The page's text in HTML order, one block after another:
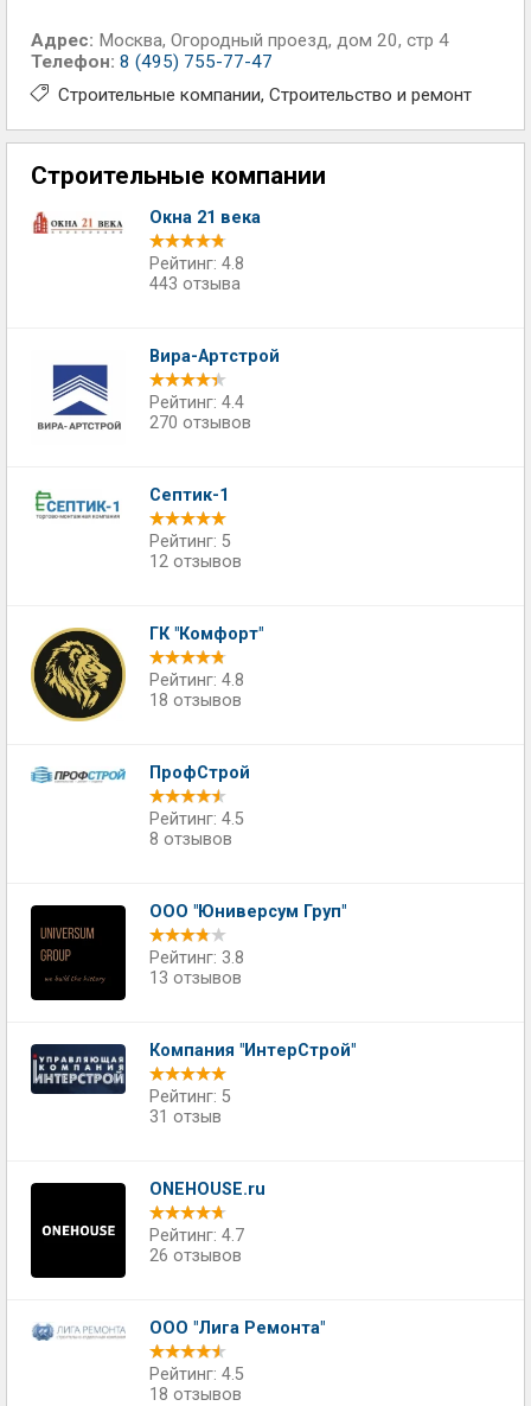
Адрес: Москва, Огородный проезд, дом 20, стр 4
Телефон: 8 (495) 755-77-47
Строительные компании Строительство и ремонт
Строительные компании
Окна 21 века
Рейтинг: 4.8
443 отзыва
Вира-Артстрой
Рейтинг: 4.4
270 отзывов
Септик-1
Рейтинг: 5
12 отзывов
ГК "Комфорт"
Рейтинг: 4.8
18 отзывов
ПрофСтрой
Рейтинг: 4.5
8 отзывов
ООО "Юниверсум Груп"
Рейтинг: 3.8
13 отзывов
Компания "ИнтерСтрой"
Рейтинг: 5
31 отзыв
ONEHOUSE.ru
Рейтинг: 4.7
26 отзывов
ООО "Лига Ремонта"
Рейтинг: 4.5
18 отзывов